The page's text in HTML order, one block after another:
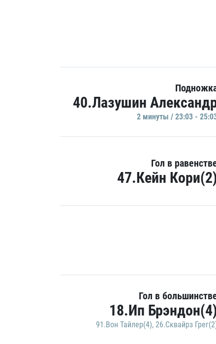
40.Лазушин
2 минуты / 23:03 -
Гол в
47.Кейн
Гол в
18.Ип
91.Вон Тайлер(4), 26.Сквайрз